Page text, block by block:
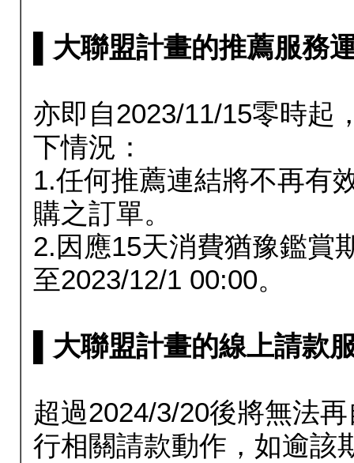
▌大聯盟計畫的推薦服務
亦即自2023/11/15零時起
下情況：
1.任何推薦連結將不再有
購之訂單。
2.因應15天消費猶豫鑑賞
至2023/12/1 00:00。
▌大聯盟計畫的線上請款
超過2024/3/20後將無法
行相關請款動作，如逾該